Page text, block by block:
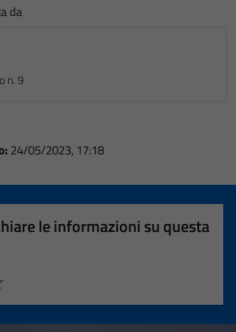
da
n. 9
24/05/2023, 17:18
le informazioni su questa
5 stelle su 5
stelle su 5
su 5
5